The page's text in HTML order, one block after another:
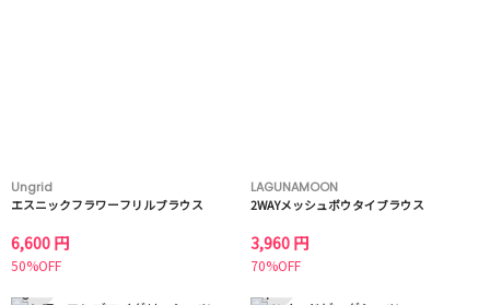
Ungrid
エスニックフラワーフリルブラウス
6,600 円
50%OFF
LAGUNAMOON
2WAYメッシュボウタイブラウス
3,960 円
70%OFF
3 4